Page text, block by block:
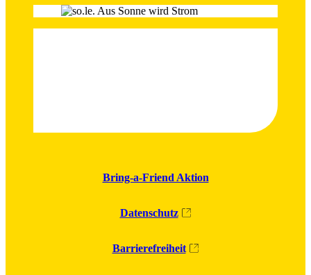
Bring-a-Friend Aktion
Datenschutz
Barrierefreiheit